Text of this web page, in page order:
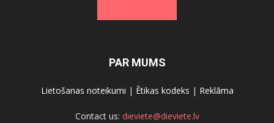
PAR MUMS
Lietošanas noteikumi | Ētikas kodeks | Reklāma
Contact us: dieviete@dieviete.lv